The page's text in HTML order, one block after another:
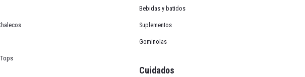
Bebidas y batidos
Suplementos
Gominolas
Cuidados